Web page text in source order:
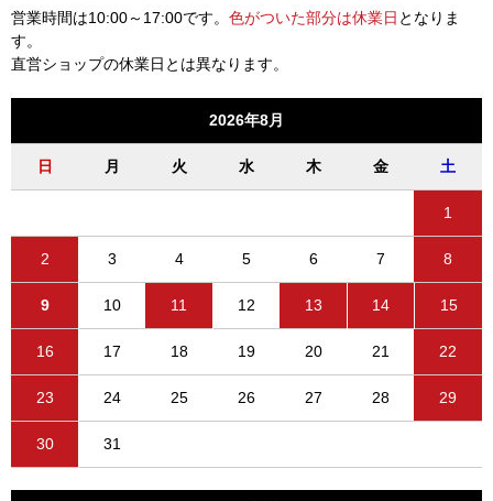
営業時間は10:00～17:00です。 色がついた部分は休業日 となりま
す。
直営ショップの休業日とは異なります。
2026年8月
日 月 火 水 木 金 土
1
2 3 4 5 6 7 8
9 10 11 12 13 14 15
16 17 18 19 20 21 22
23 24 25 26 27 28 29
30 31